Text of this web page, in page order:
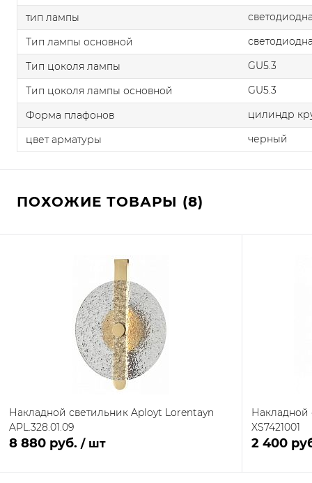
тип лампы
Тип лампы основной
Тип цоколя лампы
GU5.3
Тип цоколя лампы основной
GU5.3
Форма плафонов
цилиндр
цвет арматуры
черный
ПОХОЖИЕ ТОВАРЫ (8)
Накладной светильник Aployt Lorentayn
APL.328.01.09
8 880 руб. / шт
Накладной
XS7421001
2 400